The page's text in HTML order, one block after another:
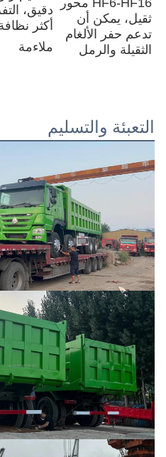
الثقيلة والرمل
ملاءمة
التعبئة والتسليم